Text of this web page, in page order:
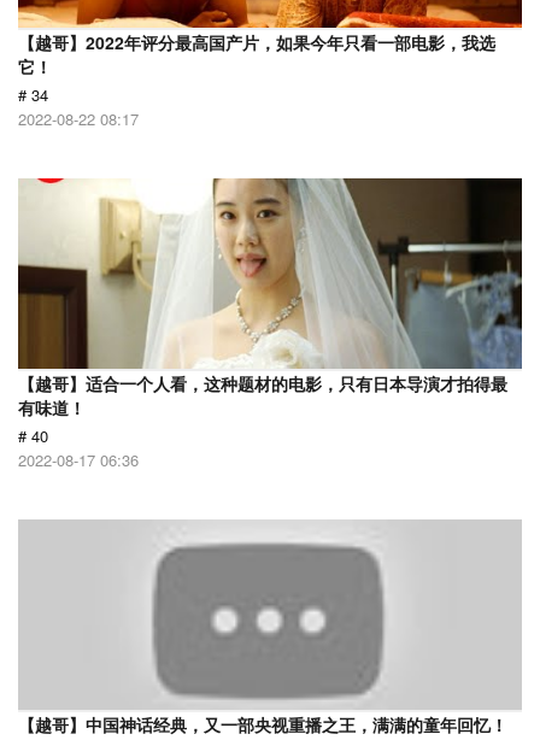
【越哥】2022年评分最高国产片，如果今年只看一部电影，我选
它！
# 34
2022-08-22 08:17
【越哥】适合一个人看，这种题材的电影，只有日本导演才拍得最
有味道！
# 40
2022-08-17 06:36
【越哥】中国神话经典，又一部央视重播之王，满满的童年回忆！